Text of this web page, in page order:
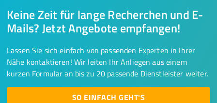
Keine Zeit für lange Recherchen und E-
Mails? Jetzt Angebote empfangen!
Lassen Sie sich einfach von passenden Experten in Ihrer
Nähe kontaktieren! Wir leiten Ihr Anliegen aus einem
kurzen Formular an bis zu 20 passende Dienstleister weiter.
SO EINFACH GEHT'S